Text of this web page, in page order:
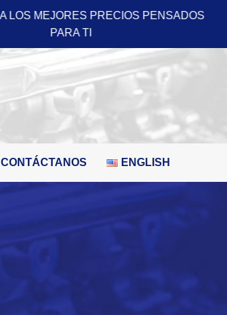
APROVECHA LOS MEJORES PRECIOS
CONTÁCTANOS ENGLISH